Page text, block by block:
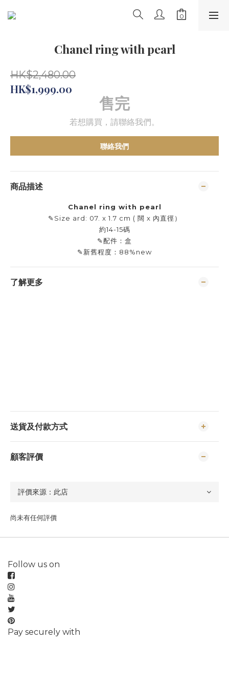
Chanel ring with pearl
HK$2,480.00
HK$1,999.00
售完
若想購買，請聯絡我們。
聯絡我們
商品描述
Chanel ring with pearl
✎Size ard: 07. x 1.7 cm ( 闊 x 內直徑）
約14-15碼
✎配件：盒
✎新舊程度：88%new
了解更多
送貨及付款方式
顧客評價
尚未有任何評價
Follow us on
Pay securely with